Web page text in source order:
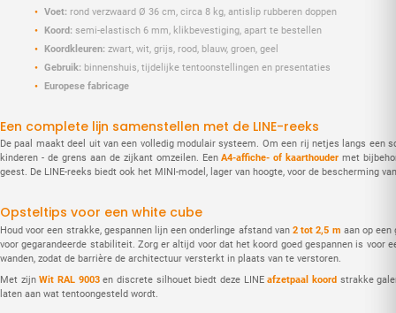
Voet: rond verzwaard Ø 36 cm, circa 8 kg, antislip rubberen doppen
Koord: semi-elastisch 6 mm, klikbevestiging, apart te bestellen
Koordkleuren: zwart, wit, grijs, rood, blauw, groen, geel
Gebruik: binnenshuis, tijdelijke tentoonstellingen en presentaties
Europese fabricage
Een complete lijn samenstellen met de LINE-reeks
De paal maakt deel uit van een volledig modulair systeem. Om een rij netjes langs een
kinderen - de grens aan de zijkant omzeilen. EenA4-affiche- of kaarthouder met
geest. De LINE-reeks biedt ook het MINI-model, lager van hoogte, voor de bescherming
Opsteltips voor een white cube
Houd voor een strakke, gespannen lijn een onderlinge afstand van 2 tot 2,5 m aan op
voor gegarandeerde stabiliteit. Zorg er altijd voor dat het koord goed gespannen is
wanden, zodat de barrière de architectuur versterkt in plaats van te verstoren.
Met zijnWit RAL 9003en discrete silhouet biedt deze LINEafzetpaal koordstrakke
laten aan wat tentoongesteld wordt.